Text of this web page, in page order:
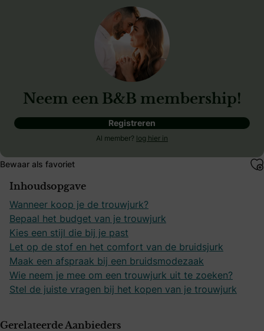
Neem een B&B membership!
Registreren
Al member? log hier in
Bewaar als favoriet
Inhoudsopgave
Wanneer koop je de trouwjurk?
Bepaal het budget van je trouwjurk
Kies een stijl die bij je past
Let op de stof en het comfort van de bruidsjurk
Maak een afspraak bij een bruidsmodezaak
Wie neem je mee om een trouwjurk uit te zoeken?
Stel de juiste vragen bij het kopen van je trouwjurk
Gerelateerde Aanbieders